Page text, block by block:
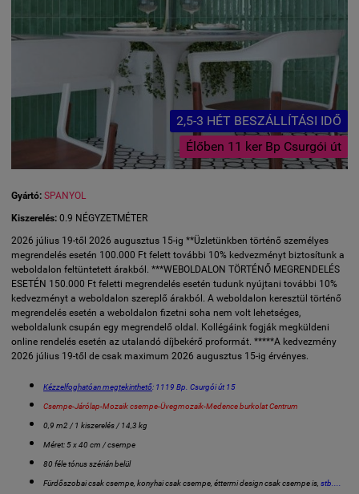
2,5-3 HÉT BESZÁLLÍTÁSI IDŐ
Élőben 11 ker Bp Csurgói út
Gyártó: SPANYOL
Kiszerelés: 0.9 NÉGYZETMÉTER
2026 július 19-től 2026 augusztus 15-ig **Üzletünkben történő személyes
megrendelés esetén 100.000 Ft felett további 10% kedvezményt biztosítunk a
weboldalon feltüntetett árakból. ***WEBOLDALON TÖRTÉNŐ MEGRENDELÉS
ESETÉN 150.000 Ft feletti megrendelés esetén tudunk nyújtani további 10%
kedvezményt a weboldalon szereplő árakból. A weboldalon keresztül történő
megrendelés esetén a weboldalon fizetni soha nem volt lehetséges,
weboldalunk csupán egy megrendelő oldal. Kollégáink fogják megküldeni
online rendelés esetén az utalandó díjbekérő proformát. *****A kedvezmény
2026 július 19-től de csak maximum 2026 augusztus 15-ig érvényes.
Kézzelfoghatóan megtekinthető: 1119 Bp. Csurgói út 15
Csempe-Járólap-Mozaik csempe-Üvegmozaik-Medence burkolat Centrum
0,9 m2 / 1 kiszerelés / 14,3 kg
Méret: 5 x 40 cm / csempe
80 féle tónus szérián belül
Fürdőszobai csak csempe, konyhai csak csempe, éttermi design csak csempe is, stb....